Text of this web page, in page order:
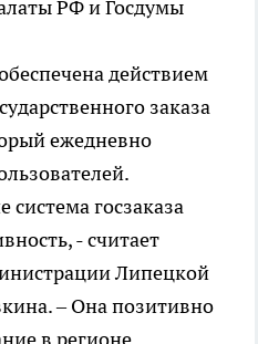
РФ и Госдумы
действием
заказа
ежедневно
система госзаказа
- считает
Липецкой
– Она позитивно
в регионе